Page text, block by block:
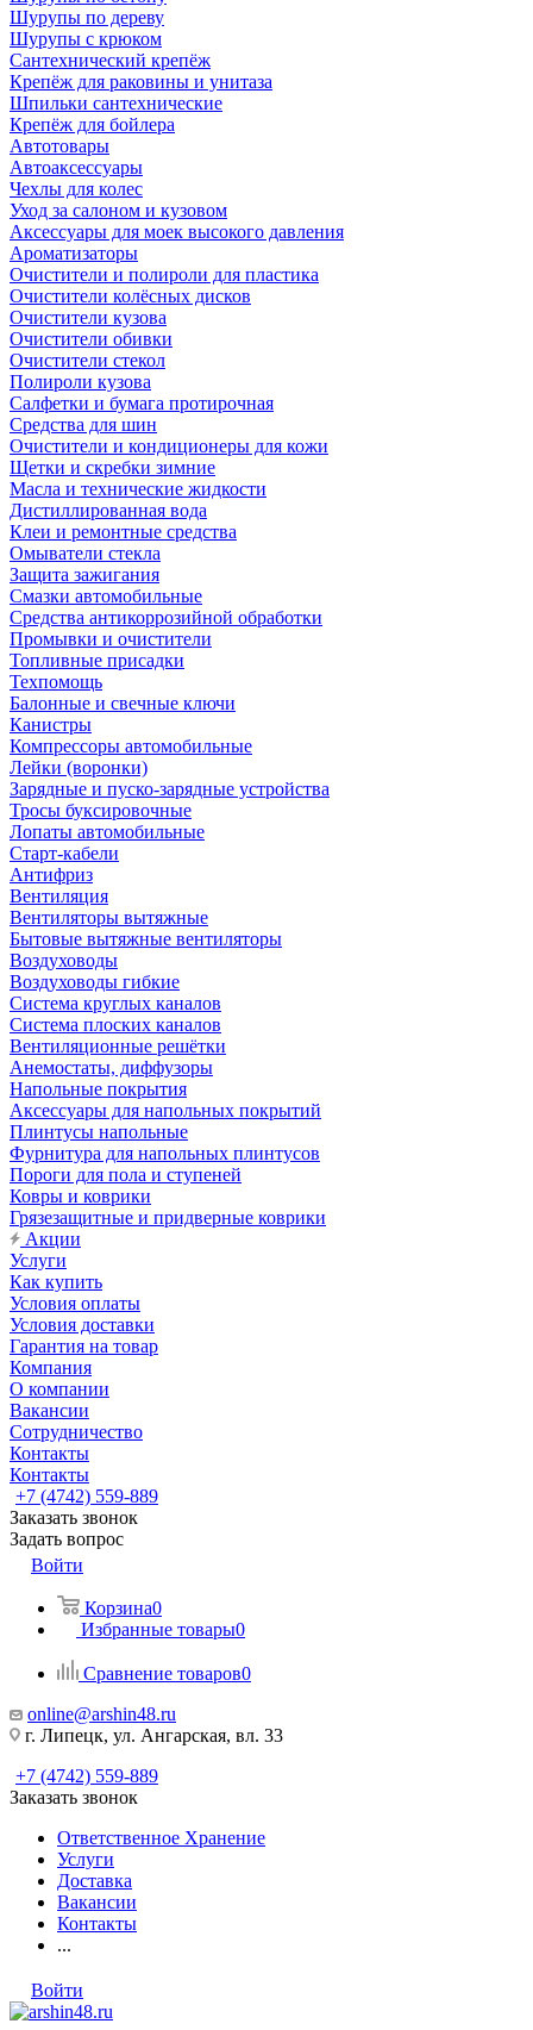
Шурупы по дереву
Шурупы с крюком
Сантехнический крепёж
Крепёж для раковины и унитаза
Шпильки сантехнические
Крепёж для бойлера
Автотовары
Автоаксессуары
Чехлы для колес
Уход за салоном и кузовом
Аксессуары для моек высокого давления
Ароматизаторы
Очистители и полироли для пластика
Очистители колёсных дисков
Очистители кузова
Очистители обивки
Очистители стекол
Полироли кузова
Салфетки и бумага протирочная
Средства для шин
Очистители и кондиционеры для кожи
Щетки и скребки зимние
Масла и технические жидкости
Дистиллированная вода
Клеи и ремонтные средства
Омыватели стекла
Защита зажигания
Смазки автомобильные
Средства антикоррозийной обработки
Промывки и очистители
Топливные присадки
Техпомощь
Балонные и свечные ключи
Канистры
Компрессоры автомобильные
Лейки (воронки)
Зарядные и пуско-зарядные устройства
Тросы буксировочные
Лопаты автомобильные
Старт-кабели
Антифриз
Вентиляция
Вентиляторы вытяжные
Бытовые вытяжные вентиляторы
Воздуховоды
Воздуховоды гибкие
Система круглых каналов
Система плоских каналов
Вентиляционные решётки
Анемостаты, диффузоры
Напольные покрытия
Аксессуары для напольных покрытий
Плинтусы напольные
Фурнитура для напольных плинтусов
Пороги для пола и ступеней
Ковры и коврики
Грязезащитные и придверные коврики
Акции
Услуги
Как купить
Условия оплаты
Условия доставки
Гарантия на товар
Компания
О компании
Вакансии
Сотрудничество
Контакты
Контакты
+7 (4742) 559-889
Заказать звонок
Задать вопрос
Войти
Корзина0
Избранные товары0
Сравнение товаров0
online@arshin48.ru
г. Липецк, ул. Ангарская, вл. 33
+7 (4742) 559-889
Заказать звонок
Ответственное Хранение
Услуги
Доставка
Вакансии
Контакты
...
Войти